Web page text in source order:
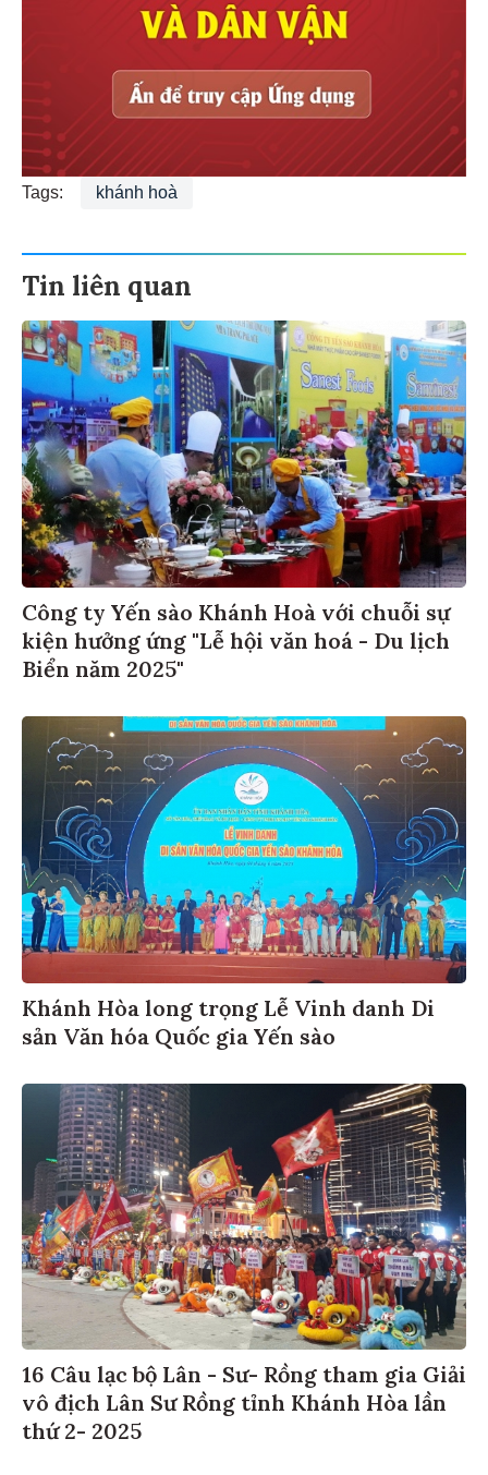
Tags: khánh hoà
Tin liên quan
Công ty Yến sào Khánh Hoà với chuỗi sự
kiện hưởng ứng "Lễ hội văn hoá - Du lịch
Biển năm 2025"
Khánh Hòa long trọng Lễ Vinh danh Di
sản Văn hóa Quốc gia Yến sào
16 Câu lạc bộ Lân - Sư- Rồng tham gia Giải
vô địch Lân Sư Rồng tỉnh Khánh Hòa lần
thứ 2- 2025